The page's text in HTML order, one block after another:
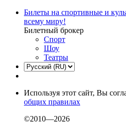
Билеты на спортивные и
всему миру!
Билетный брокер
Спорт
Шоу
Театры
Используя этот сайт, Вы
общих правилах
©2010—2026